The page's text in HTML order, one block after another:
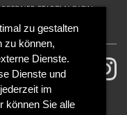
zu gestalten
zu können,
Dienste.
Dienste und
im
können Sie alle